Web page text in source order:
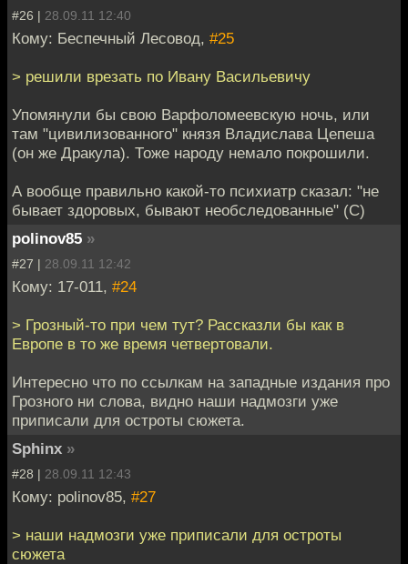
#26 | 28.09.11 12:40
Кому: Беспечный Лесовод, #25
> решили врезать по Ивану Васильевичу
Упомянули бы свою Варфоломеевскую ночь, или
там "цивилизованного" князя Владислава Цепеша
(он же Дракула). Тоже народу немало покрошили.
А вообще правильно какой-то психиатр сказал: "не
бывает здоровых, бывают необследованные" (С)
polinov85 »
#27 | 28.09.11 12:42
Кому: 17-011, #24
> Грозный-то при чем тут? Рассказли бы как в
Европе в то же время четвертовали.
Интересно что по ссылкам на западные издания про
Грозного ни слова, видно наши надмозги уже
приписали для остроты сюжета.
Sphinx »
#28 | 28.09.11 12:43
Кому: polinov85, #27
> наши надмозги уже приписали для остроты
сюжета